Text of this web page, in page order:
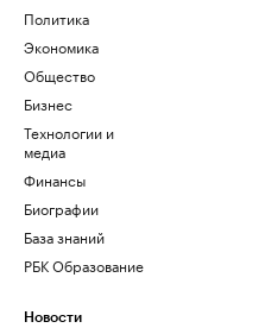
Политика
Экономика
Общество
Бизнес
Технологии и
медиа
Финансы
Биографии
База знаний
РБК Образование
Новости